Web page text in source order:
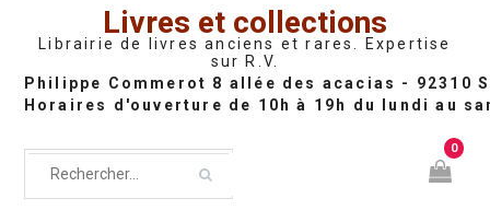
Livres et collections
Librairie de livres anciens et rares. Expertise
sur R.V.
0